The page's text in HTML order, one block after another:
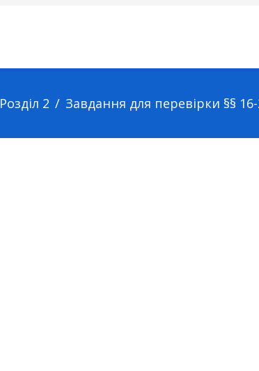
Розділ 2 Завдання для перевірки §§ 16-